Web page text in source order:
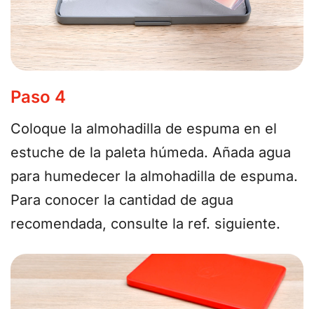
Paso 4
Coloque la almohadilla de espuma en el
estuche de la paleta húmeda. Añada agua
para humedecer la almohadilla de espuma.
Para conocer la cantidad de agua
recomendada, consulte la ref. siguiente.